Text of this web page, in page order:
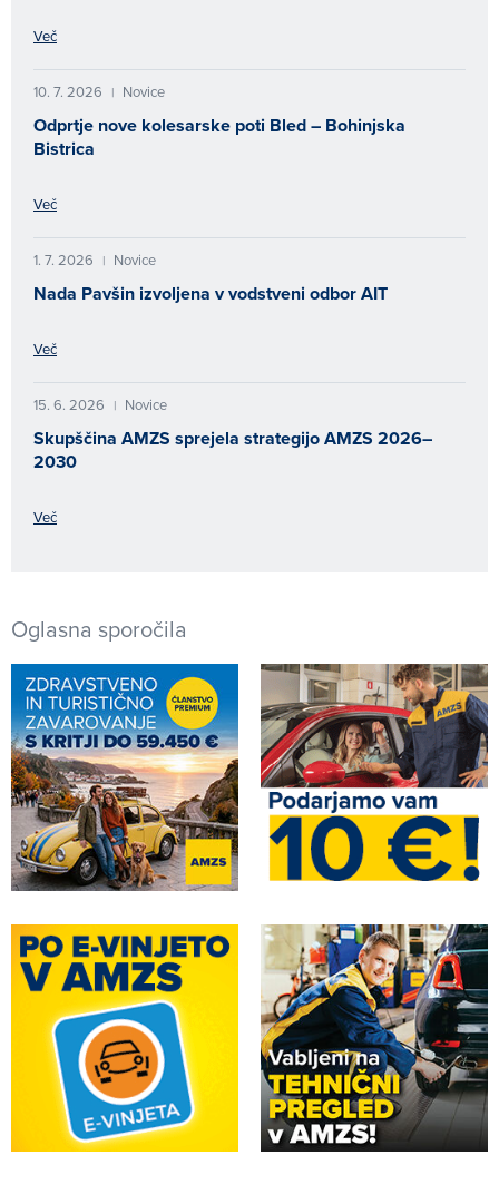
Več
10. 7. 2026 | Novice
Odprtje nove kolesarske poti Bled – Bohinjska
Bistrica
Več
1. 7. 2026 | Novice
Nada Pavšin izvoljena v vodstveni odbor AIT
Več
15. 6. 2026 | Novice
Skupščina AMZS sprejela strategijo AMZS 2026–
2030
Več
Oglasna sporočila